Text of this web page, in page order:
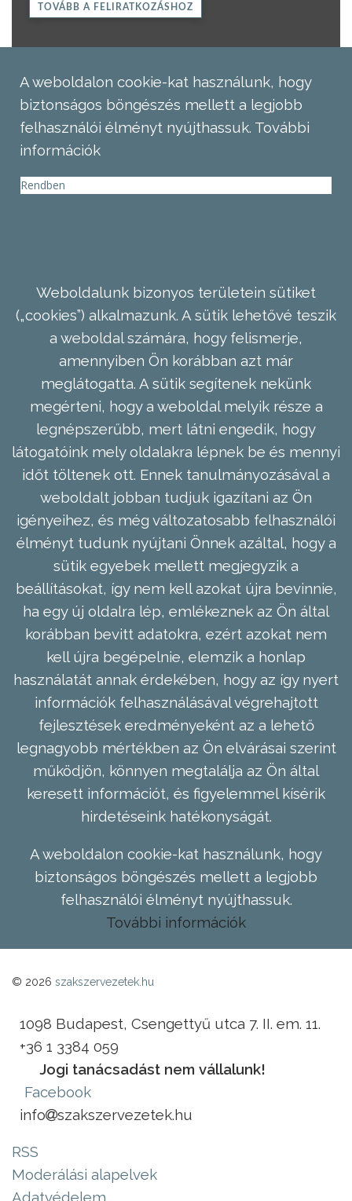
TOVÁBB A FELIRATKOZÁSHOZ
A weboldalon cookie-kat használunk, hogy
biztonságos böngészés mellett a legjobb
felhasználói élményt nyújthassuk. További
információk
Rendben
Weboldalunk bizonyos területein sütiket
(„cookies”) alkalmazunk. A sütik lehetővé teszik
a weboldal számára, hogy felismerje,
amennyiben Ön korábban azt már
meglátogatta. A sütik segítenek nekünk
megérteni, hogy a weboldal melyik része a
legnépszerűbb, mert látni engedik, hogy
látogatóink mely oldalakra lépnek be és mennyi
időt töltenek ott. Ennek tanulmányozásával a
weboldalt jobban tudjuk igazítani az Ön
igényeihez, és még változatosabb felhasználói
élményt tudunk nyújtani Önnek azáltal, hogy a
sütik egyebek mellett megjegyzik a
beállításokat, így nem kell azokat újra bevinnie,
ha egy új oldalra lép, emlékeznek az Ön által
korábban bevitt adatokra, ezért azokat nem
kell újra begépelnie, elemzik a honlap
használatát annak érdekében, hogy az így nyert
információk felhasználásával végrehajtott
fejlesztések eredményeként az a lehető
legnagyobb mértékben az Ön elvárásai szerint
működjön, könnyen megtalálja az Ön által
keresett információt, és figyelemmel kísérik
hirdetéseink hatékonyságát.
A weboldalon cookie-kat használunk, hogy
biztonságos böngészés mellett a legjobb
felhasználói élményt nyújthassuk.
További információk
© 2026 szakszervezetek.hu
1098 Budapest, Csengettyű utca 7. II. em. 11.
+36 1 3384 059
Jogi tanácsadást nem vállalunk!
Facebook
info
szakszervezetek.hu
RSS
Moderálási alapelvek
Adatvédelem